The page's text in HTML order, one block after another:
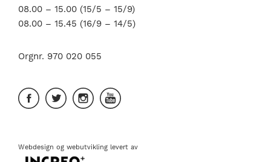
08.00 – 15.00 (15/5 – 15/9)
08.00 – 15.45 (16/9 – 14/5)
Orgnr. 970 020 055
Webdesign og webutvikling levert av